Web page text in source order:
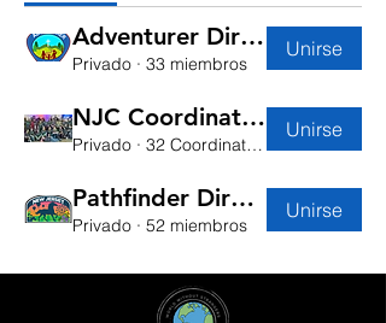
Adventurer Directors
Privado · 33 miembros
Unirse
NJC Coordinators
Privado · 32 Coordinators
Unirse
Pathfinder Director
Privado · 52 miembros
Unirse